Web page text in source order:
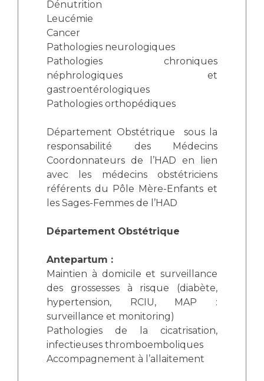
Dénutrition
Leucémie
Cancer
Pathologies neurologiques
Pathologies chroniques
néphrologiques et
gastroentérologiques
Pathologies orthopédiques
Département Obstétrique sous la
responsabilité des Médecins
Coordonnateurs de l’HAD en lien
avec les médecins obstétriciens
référents du Pôle Mère-Enfants et
les Sages-Femmes de l’HAD
Département Obstétrique
Antepartum :
Maintien à domicile et surveillance
des grossesses à risque (diabète,
hypertension, RCIU, MAP :
surveillance et monitoring)
Pathologies de la cicatrisation,
infectieuses thromboemboliques
Accompagnement à l’allaitement